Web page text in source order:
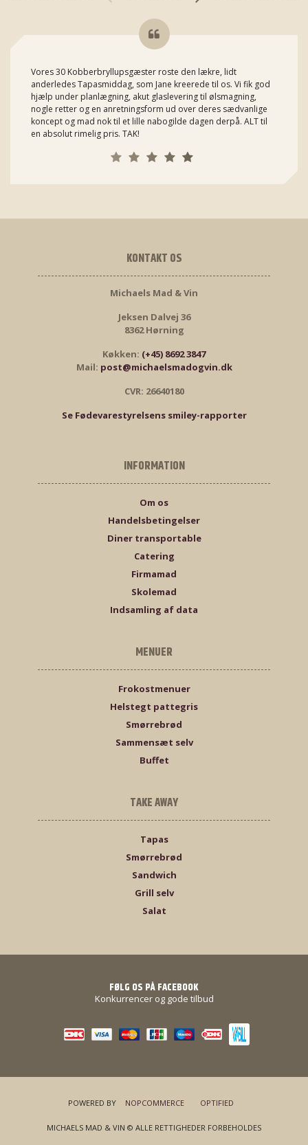
Vores 30 Kobberbryllupsgæster roste den lækre, lidt
anderledes Tapasmiddag, som Jane kreerede til os. Vi fik god
hjælp under planlægning, akut glaslevering til ølsmagning,
nogle retter og en anretningsform ud over deres sædvanlige
koncept og mad nok til et lille nabogilde dagen derpå. ALT til
en absolut rimelig pris. TAK!
KONTAKT OS
Michaels Mad & Vin
Jeksen Dalvej 36
8362 Hørning
Køkken: (+45) 8692 3847
Mail: post@michaelsmadogvin.dk
CVR: 26640180
Se Fødevarestyrelsens smiley-rapporter
INFORMATION
Om os
Handelsbetingelser
Diner transportable
Catering
Firmamad
Skolemad
Indsamling af data
MENUER
Frokostmenuer
Helstegt pattegris
Smørrebrød
Sammensæt selv
Buffet
TAKE AWAY
Tapas
Smørrebrød
Sandwich
Grill selv
Salat
FØLG OS PÅ FACEBOOK
Konkurrencer og gode tilbud
POWERED BY NOPCOMMERCE OPTIFIED
MICHAELS MAD & VIN © ALLE RETTIGHEDER FORBEHOLDES